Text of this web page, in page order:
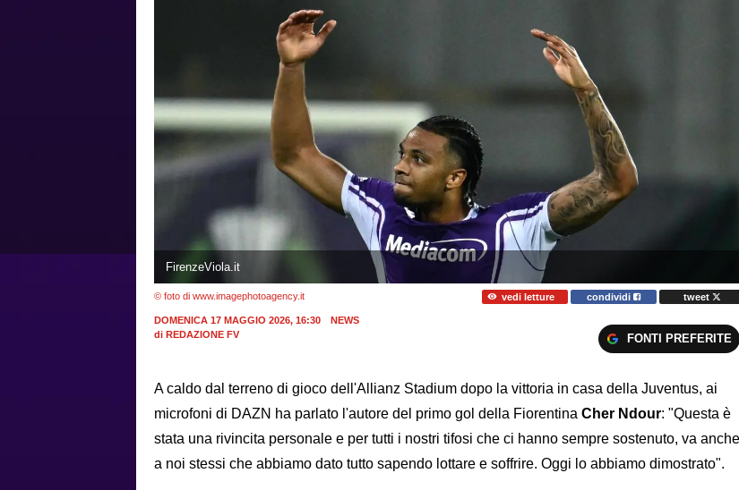
FirenzeViola.it
© foto di www.imagephotoagency.it vedi letture condividi tweet
DOMENICA 17 MAGGIO 2026, 16:30
NEWS
di REDAZIONE FV FONTI PREFERITE
A caldo dal terreno di gioco dell'Allianz Stadium dopo la vittoria in casa della Juventus, ai
microfoni di DAZN ha parlato l'autore del primo gol della Fiorentina Cher Ndour: "Questa è
stata una rivincita personale e per tutti i nostri tifosi che ci hanno sempre sostenuto, va anche
a noi stessi che abbiamo dato tutto sapendo lottare e soffrire. Oggi lo abbiamo dimostrato".